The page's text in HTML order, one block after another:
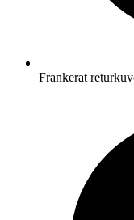
Frankerat